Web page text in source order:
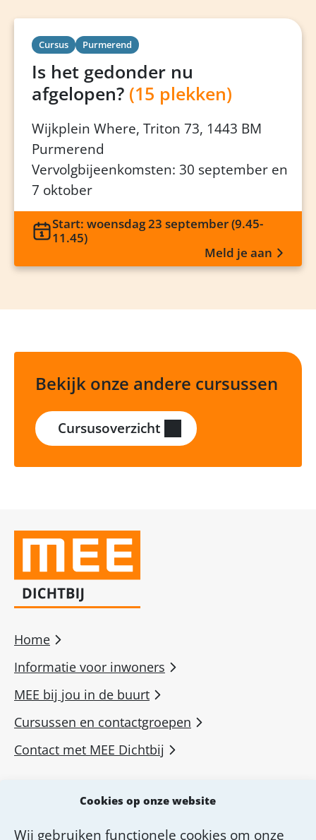
Cookies op onze website
Wij gebruiken functionele cookies om onze
Cursus Purmerend
Is het gedonder nu
afgelopen? (15 plekken)
Wijkplein Where, Triton 73, 1443 BM
Purmerend
Vervolgbijeenkomsten: 30 september en
7 oktober
Start: woensdag 23 september (9.45-
11.45)
Meld je aan
Bekijk onze andere cursussen
Cursusoverzicht
Home
Informatie voor inwoners
MEE bij jou in de buurt
Cursussen en contactgroepen
Contact met MEE Dichtbij